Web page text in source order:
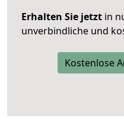
Erhalten Sie jetzt in
unverbindliche und
Kostenlose